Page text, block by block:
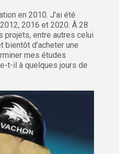
en 2010. J’ai été
2016 et 2020. À 28
projets, entre autres celui
d’acheter une
mes études
t-il à quelques jours de